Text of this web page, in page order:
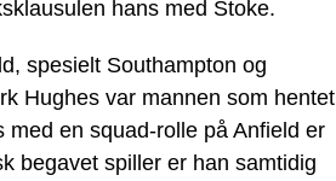
hans med Stoke.
spesielt Southampton og
Hughes var mannen som hentet
en squad-rolle på Anfield er
begavet spiller er han samtidig